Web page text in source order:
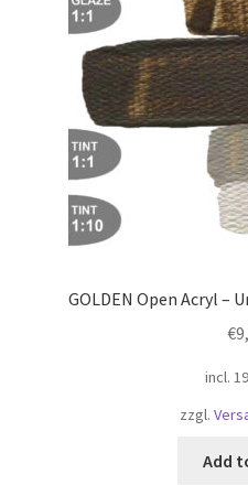
GOLDEN Open Acryl –
€
incl.
zzgl.
Add